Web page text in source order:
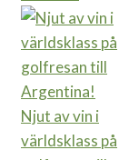
Njut av vin i
världsklass på